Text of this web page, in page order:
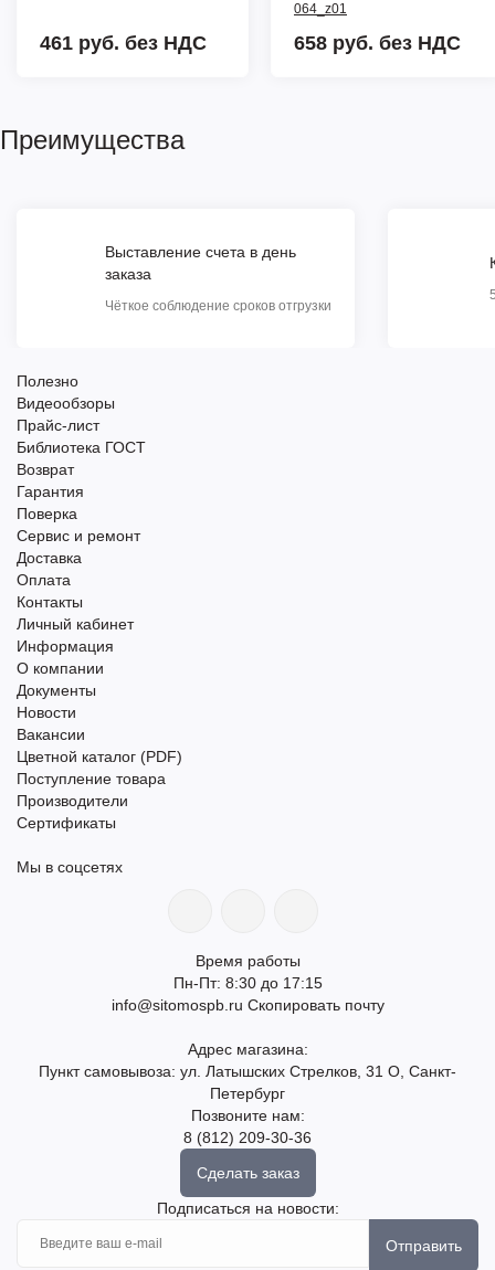
461 руб. без НДС
064_z01
658 руб. без НДС
Преимущества
Выставление счета в день
заказа
Чёткое соблюдение сроков отгрузки
Полезно
Видеообзоры
Прайс-лист
Библиотека ГОСТ
Возврат
Гарантия
Поверка
Сервис и ремонт
Доставка
Оплата
Контакты
Личный кабинет
Информация
О компании
Документы
Новости
Вакансии
Цветной каталог (PDF)
Поступление товара
Производители
Сертификаты
Мы в соцсетях
Время работы
Пн-Пт: 8:30 до 17:15
info@sitomospb.ru Скопировать почту
Адрес магазина:
Пункт самовывоза: ул. Латышских Стрелков, 31 О, Санкт-
Петербург
Позвоните нам:
8 (812) 209-30-36
Сделать заказ
Подписаться на новости:
Отправить